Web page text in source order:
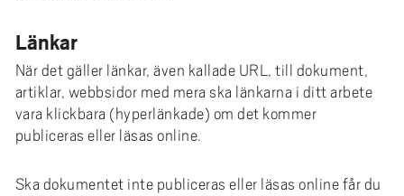
Länkar
När det gäller länkar, även kallade URL, till dokument,
artiklar, webbsidor med mera ska länkarna i ditt arbete
vara klickbara (hyperlänkade) om det kommer
publiceras eller läsas online.
Ska dokumentet inte publiceras eller läsas online får du